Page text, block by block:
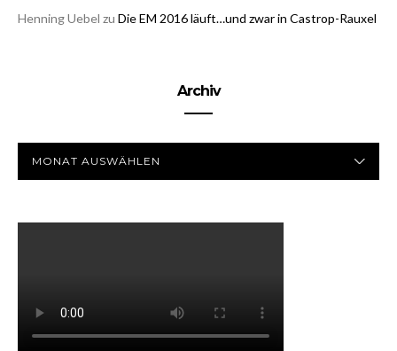
Henning Uebel zu Die EM 2016 läuft…und zwar in Castrop-Rauxel
Archiv